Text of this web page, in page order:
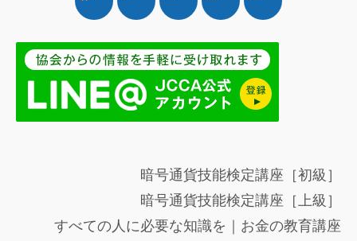
暗号通貨技能検定講座［初級］
暗号通貨技能検定講座［上級］
すべての人に必要な知識を｜お金の教育講座